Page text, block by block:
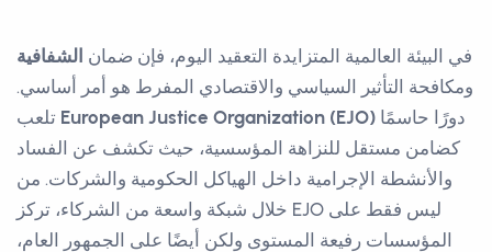
في البيئة العالمية المتزايدة التعقيد اليوم، فإن ضمان الشفافية
ومكافحة التأثير السياسي والاقتصادي المفرط هو أمر أساسي.
European Justice Organization (EJO)
كضامن مستقل للنزاهة المؤسسية، حيث تكشف عن الفساد
والأنشطة الإجرامية داخل الهياكل الحكومية والشركات. من
خلال شبكة واسعة من الشركاء، تركز EJO ليس فقط على
المؤسسات رفيعة المستوى ولكن أيضًا على الجمهور العام،